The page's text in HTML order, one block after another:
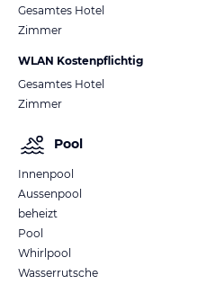
Gesamtes Hotel
Zimmer
WLAN Kostenpflichtig
Gesamtes Hotel
Zimmer
Pool
Innenpool
Aussenpool
beheizt
Pool
Whirlpool
Wasserrutsche